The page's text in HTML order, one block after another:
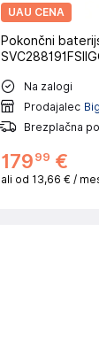
UAU CENA
Pokončni
Na zalogi
Prodajalec
Brezplačna
17999 €
ali od 13,66 € /